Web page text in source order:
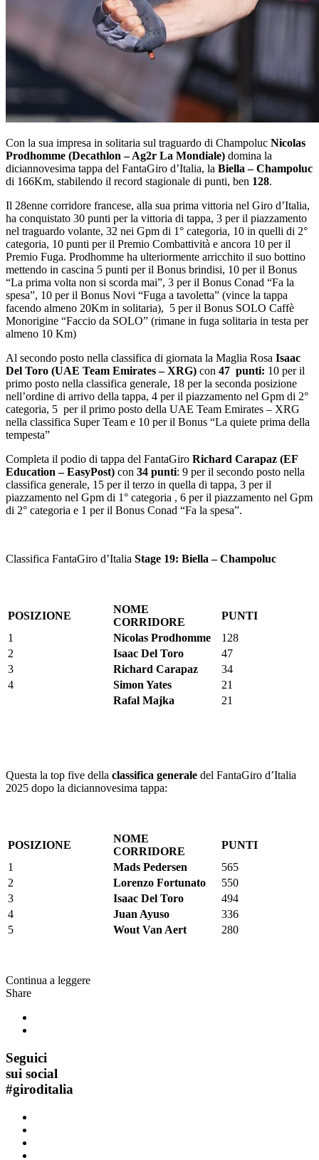
Con la sua impresa in solitaria sul traguardo di Champoluc Nicolas
Prodhomme (Decathlon – Ag2r La Mondiale) domina la
diciannovesima tappa del FantaGiro d’Italia, la Biella – Champoluc
di 166Km, stabilendo il record stagionale di punti, ben 128.
Il 28enne corridore francese, alla sua prima vittoria nel Giro d’Italia,
ha conquistato 30 punti per la vittoria di tappa, 3 per il piazzamento
nel traguardo volante, 32 nei Gpm di 1° categoria, 10 in quelli di 2°
categoria, 10 punti per il Premio Combattività e ancora 10 per il
Premio Fuga. Prodhomme ha ulteriormente arricchito il suo bottino
mettendo in cascina 5 punti per il Bonus brindisi, 10 per il Bonus
“La prima volta non si scorda mai”, 3 per il Bonus Conad “Fa la
spesa”, 10 per il Bonus Novi “Fuga a tavoletta” (vince la tappa
facendo almeno 20Km in solitaria), 5 per il Bonus SOLO Caffè
Monorigine “Faccio da SOLO” (rimane in fuga solitaria in testa per
almeno 10 Km)
Al secondo posto nella classifica di giornata la Maglia Rosa Isaac
Del Toro (UAE Team Emirates – XRG) con 47 punti: 10 per il
primo posto nella classifica generale, 18 per la seconda posizione
nell’ordine di arrivo della tappa, 4 per il piazzamento nel Gpm di 2°
categoria, 5 per il primo posto della UAE Team Emirates – XRG
nella classifica Super Team e 10 per il Bonus “La quiete prima della
tempesta”
Completa il podio di tappa del FantaGiro Richard Carapaz (EF
Education – EasyPost) con 34 punti: 9 per il secondo posto nella
classifica generale, 15 per il terzo in quella di tappa, 3 per il
piazzamento nel Gpm di 1° categoria , 6 per il piazzamento nel Gpm
di 2° categoria e 1 per il Bonus Conad “Fa la spesa”.
Classifica FantaGiro d’Italia Stage 19: Biella – Champoluc
POSIZIONE
NOME
CORRIDORE
PUNTI
1
Nicolas Prodhomme
128
2
Isaac Del Toro
47
3
Richard Carapaz
34
4
Simon Yates
21
Rafal Majka
21
Questa la top five della classifica generale del FantaGiro d’Italia
2025 dopo la diciannovesima tappa:
POSIZIONE
NOME
CORRIDORE
PUNTI
1
Mads Pedersen
565
2
Lorenzo Fortunato
550
3
Isaac Del Toro
494
4
Juan Ayuso
336
5
Wout Van Aert 280
Continua a leggere
Share
Seguici
sui social
#giroditalia